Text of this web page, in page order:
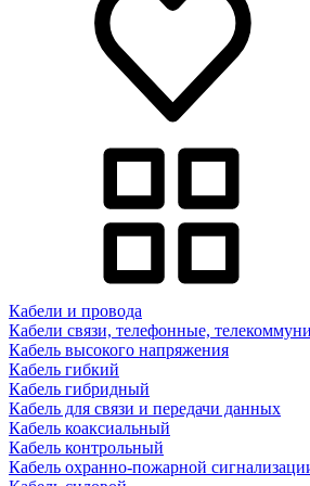
Кабели и провода
Кабели связи, телефонные,
Кабель высокого напряжения
Кабель гибкий
Кабель гибридный
Кабель для связи и передачи данных
Кабель коаксиальный
Кабель контрольный
Кабель охранно-пожарной